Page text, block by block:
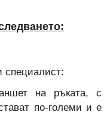
специалист:
на ръката, с
по-големи и е